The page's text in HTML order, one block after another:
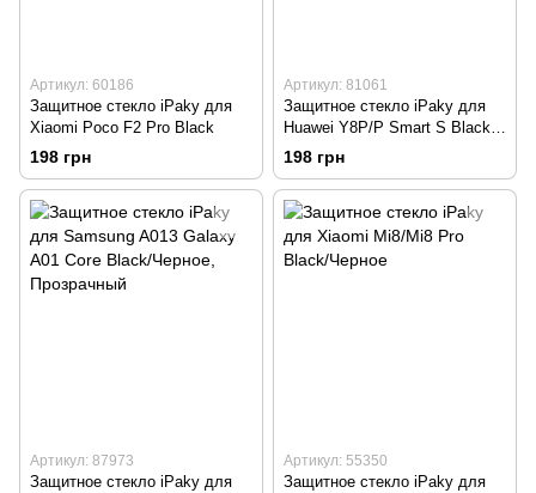
Артикул: 60186
Защитное стекло iPaky для
Xiaomi Poco F2 Pro Black
198 грн
Артикул: 81061
Защитное стекло iPaky для
Huawei Y8P/P Smart S Black/
Черное
198 грн
Артикул: 87973
Защитное стекло iPaky для
Артикул: 55350
Защитное стекло iPaky для